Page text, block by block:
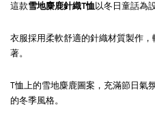
這款雪地麋鹿針織T恤以冬日童話為
衣服採用柔軟舒適的針織材質製作
著。
T恤上的雪地麋鹿圖案，充滿節日氣
的冬季風格。